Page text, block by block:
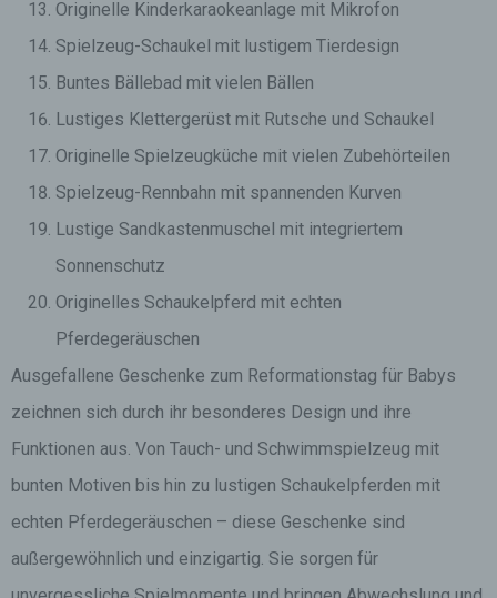
Originelle Kinderkaraokeanlage mit Mikrofon
Spielzeug-Schaukel mit lustigem Tierdesign
Buntes Bällebad mit vielen Bällen
Lustiges Klettergerüst mit Rutsche und Schaukel
Originelle Spielzeugküche mit vielen Zubehörteilen
Spielzeug-Rennbahn mit spannenden Kurven
Lustige Sandkastenmuschel mit integriertem
Sonnenschutz
Originelles Schaukelpferd mit echten
Pferdegeräuschen
Ausgefallene Geschenke zum Reformationstag für Babys
zeichnen sich durch ihr besonderes Design und ihre
Funktionen aus. Von Tauch- und Schwimmspielzeug mit
bunten Motiven bis hin zu lustigen Schaukelpferden mit
echten Pferdegeräuschen – diese Geschenke sind
außergewöhnlich und einzigartig. Sie sorgen für